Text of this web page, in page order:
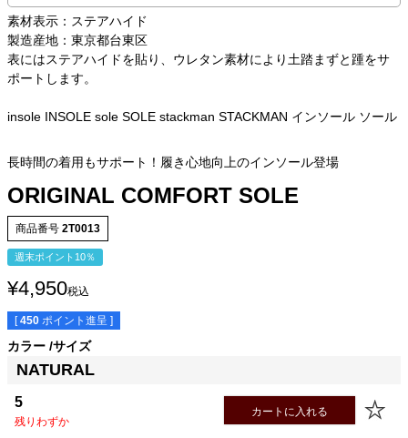
素材表示：ステアハイド
製造産地：東京都台東区
表にはステアハイドを貼り、ウレタン素材により土踏まずと踵をサ
ポートします。
insole INSOLE sole SOLE stackman STACKMAN インソール ソール
長時間の着用もサポート！履き心地向上のインソール登場
ORIGINAL COMFORT SOLE
商品番号 2T0013
週末ポイント10％
¥4,950税込
[ 450 ポイント進呈 ]
カラー サイズ
NATURAL
5
残りわずか
カートに入れる